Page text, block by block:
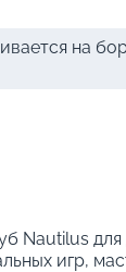
на
Nautilus для
игр,